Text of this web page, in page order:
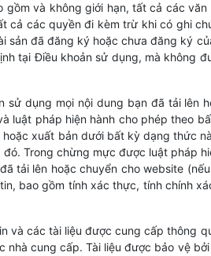
và không giới hạn, tất cả các
cả các quyền đi kèm trừ khi có ghi
sản đã đăng ký hoặc chưa đăng ký
tại Điều khoản sử dụng, mà không
sử dụng mọi nội dung bạn đã tải
luật pháp hiện hành cho phép theo
xuất bản dưới bất kỳ dạng thức
Trong chừng mực được luật pháp
tải lên hoặc chuyển cho website
bao gồm tính xác thực, tính chính
và các tài liệu được cung cấp thông
nhà cung cấp. Tài liệu được bảo vệ